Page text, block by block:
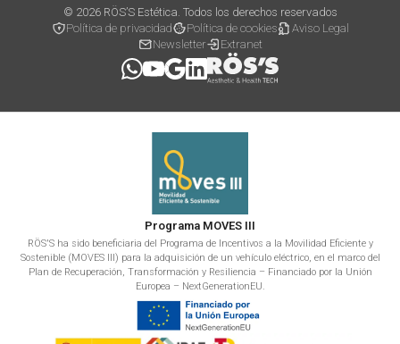
© 2026 RÖS’S Estética. Todos los derechos reservados
Política de privacidad
Política de cookies
Aviso Legal
Newsletter
Extranet
Programa MOVES III
RÖS'S ha sido beneficiaria del Programa de Incentivos a la Movilidad Eficiente y
Sostenible (MOVES III) para la adquisición de un vehículo eléctrico, en el marco del
Plan de Recuperación, Transformación y Resiliencia – Financiado por la Unión
Europea – NextGenerationEU.